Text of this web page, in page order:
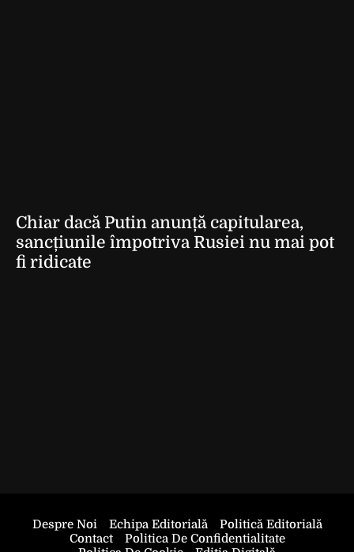
Chiar dacă Putin anunță capitularea,
sancțiunile împotriva Rusiei nu mai pot
fi ridicate
Despre Noi Echipa Editorială
Politică Editorială
Contact
Politica De Confidentialitate